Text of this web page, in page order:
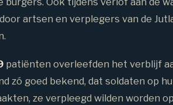
artsen en verplegers van de
patiënten overleefden het verblijf
zó goed bekend, dat soldaten op
ze verpleegd wilden worden